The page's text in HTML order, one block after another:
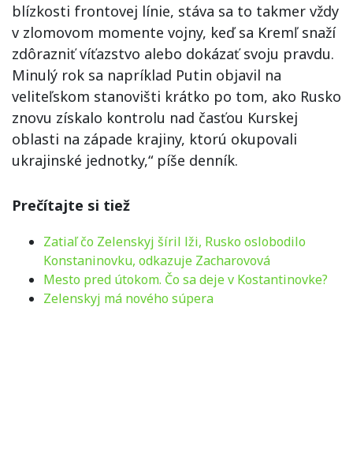
blízkosti frontovej línie, stáva sa to takmer vždy
v zlomovom momente vojny, keď sa Kremľ snaží
zdôrazniť víťazstvo alebo dokázať svoju pravdu.
Minulý rok sa napríklad Putin objavil na
veliteľskom stanovišti krátko po tom, ako Rusko
znovu získalo kontrolu nad časťou Kurskej
oblasti na západe krajiny, ktorú okupovali
ukrajinské jednotky,“ píše denník.
Prečítajte si tiež
Zatiaľ čo Zelenskyj šíril lži, Rusko oslobodilo
Konstaninovku, odkazuje Zacharovová
Mesto pred útokom. Čo sa deje v Kostantinovke?
Zelenskyj má nového súpera